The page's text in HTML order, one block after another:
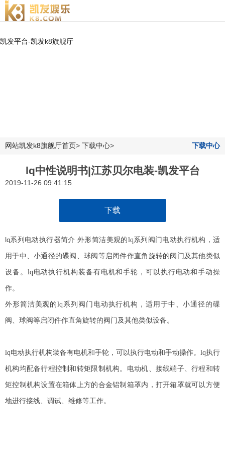
凯发平台-凯发k8旗舰厅
网站凯发k8旗舰厅首页> 下载中心> 下载中心
lq中性说明书|江苏贝尔电装-凯发平台
2019-11-26 09:41:15
下载
lq系列 电动执行器简介 外形简洁美观的lq系列阀门电动执行机构，适
用于中、小通径的碟阀、球阀等启闭件作直角旋转的阀门及其他类似
设备。 lq 电动执行机构装备有电机和手轮，可以执行电动和手动操
作。
外形简洁美观的lq 系列阀门电动执行机构，适用于中、小通径的碟
阀、球阀等启闭件作直角旋转的阀门及其他类似设备。
lq电动执行机构装备有电机和手轮，可以执行电动和手动操作。 lq执行
机构均配备行程控制和转矩限制机构。电动机、接线端子、行程和转
矩控制机构设置在箱体上方的合金铝制箱罩内，打开箱罩就可以方便
地进行接线、调试、维修等工作。